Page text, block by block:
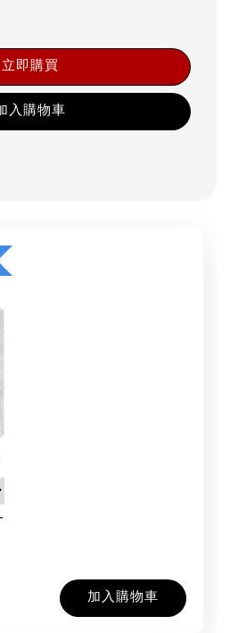
立即購買
入購物車
加入購物車